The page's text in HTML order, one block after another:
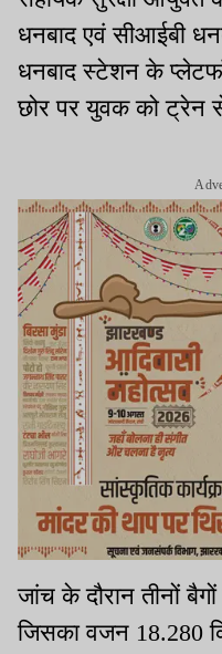
धनबाद एवं सीआईबी
धनबाद स्टेशन के
छोर पर युवक को ट्रेन
जांच के दौरान तीनों
जिसका वजन 18.280